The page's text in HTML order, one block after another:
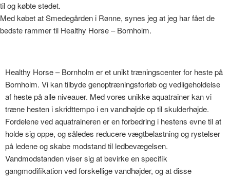
til og købte stedet.
Med købet at Smedegården i Rønne, synes jeg at jeg har fået de
bedste rammer til Healthy Horse – Bornholm.
Healthy Horse – Bornholm er et unikt træningscenter for heste på
Bornholm. Vi kan tilbyde genoptræningsforløb og vedligeholdelse
af heste på alle niveauer. Med vores unikke aquatrainer kan vi
træne hesten i skridttempo i en vandhøjde op til skulderhøjde.
Fordelene ved aquatraineren er en forbedring i hestens evne til at
holde sig oppe, og således reducere vægtbelastning og rystelser
på ledene og skabe modstand til ledbevægelsen.
Vandmodstanden viser sig at bevirke en specifik
gangmodifikation ved forskellige vandhøjder, og at disse